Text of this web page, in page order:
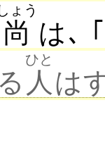
尚
ょう
は､ ｢
人
ひと
は